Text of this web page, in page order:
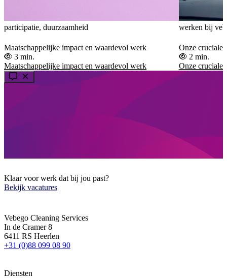
participatie, duurzaamheid
Maatschappelijke impact en waardevol werk
3 min.
Maatschappelijke impact en waardevol werk
werken bij
Onze cruciale
2 min.
Onze cruciale
Klaar voor werk dat bij jou past?
Bekijk vacatures
Vebego Cleaning Services
In de Cramer 8
6411 RS Heerlen
+31 (0)88 099 08 90
Diensten